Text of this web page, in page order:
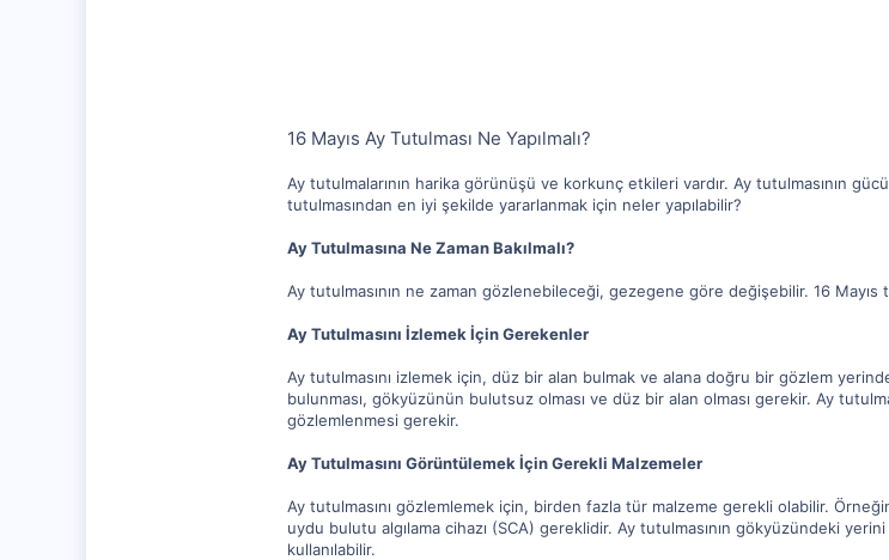
16 Mayıs Ay Tutulması Ne Yapılmalı?
Ay tutulmalarının harika görünüşü ve korkunç etkileri vardır. Ay tutulmasının
tutulmasından en iyi şekilde yararlanmak için neler yapılabilir?
Ay Tutulmasına Ne Zaman Bakılmalı?
Ay tutulmasının ne zaman gözlenebileceği, gezegene göre değişebilir. 16
Ay Tutulmasını İzlemek İçin Gerekenler
Ay tutulmasını izlemek için, düz bir alan bulmak ve alana doğru bir gözlem
bulunması, gökyüzünün bulutsuz olması ve düz bir alan olması gerekir. Ay
gözlemlenmesi gerekir.
Ay Tutulmasını Görüntülemek İçin Gerekli Malzemeler
Ay tutulmasını gözlemlemek için, birden fazla tür malzeme gerekli olabilir.
uydu bulutu algılama cihazı (SCA) gereklidir. Ay tutulmasının gökyüzündeki
kullanılabilir.